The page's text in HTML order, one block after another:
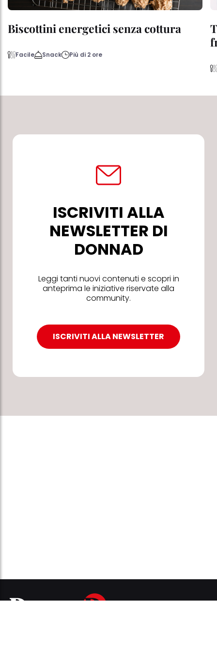
Biscottini energetici senza cottura
Facile Snack Più di 2 ore
ISCRIVITI ALLA
NEWSLETTER DI
DONNAD
Leggi tanti nuovi contenuti e scopri in
anteprima le iniziative riservate alla
community.
ISCRIVITI ALLA NEWSLETTER